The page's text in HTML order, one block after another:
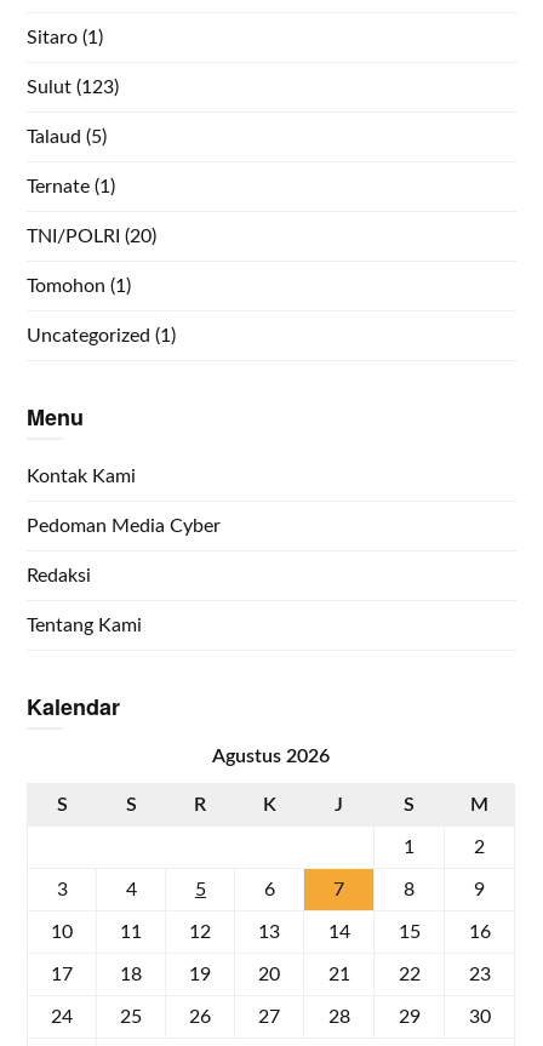
Sitaro (1)
Sulut (123)
Talaud (5)
Ternate (1)
TNI/POLRI (20)
Tomohon (1)
Uncategorized (1)
Menu
Kontak Kami
Pedoman Media Cyber
Redaksi
Tentang Kami
Kalendar
Agustus 2026
S S R K J S M
1 2
3 4 5 6 7 8 9
10 11 12 13 14 15 16
17 18 19 20 21 22 23
24 25 26 27 28 29 30